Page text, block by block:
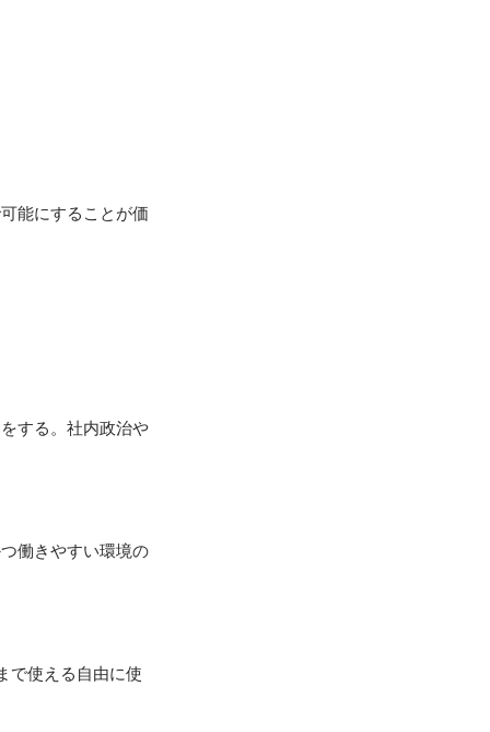
能にすることが価
する。社内政治や
働きやすい環境の
で使える自由に使